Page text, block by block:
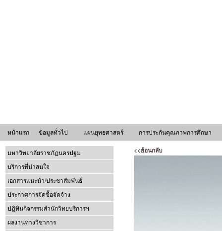
หน้าแรก ข้อมูลทั่วไป แผนยุทธศาสตร์ การประกันคุณภาพการศึกษา
มหาวิทยาลัยราชภัฏนครปฐม
บริการที่น่าสนใจ
เอกสารแนะนำ/ประชาสัมพันธ์
ประกาศการจัดซื้อจัดจ้าง
ปฏิทินกิจกรรมสำนักวิทยบริการฯ
ผลงานทางวิชาการ
<<ย้อนกลับ